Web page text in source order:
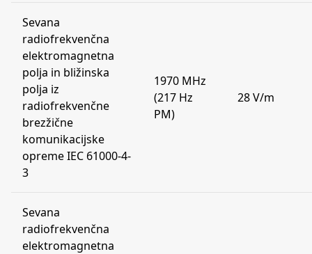
Sevana
radiofrekvenčna
elektromagnetna
polja in bližinska
polja iz
radiofrekvenčne
brezžične
komunikacijske
opreme IEC 61000-4-
3
1970 MHz
(217 Hz
PM)
28 V/m
Sevana
radiofrekvenčna
elektromagnetna